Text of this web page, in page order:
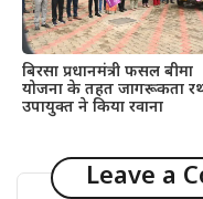
बिरसा प्रधानमंत्री फसल बीमा
योजना के तहत जागरूकता
उपायुक्त ने किया रवाना
Leave a